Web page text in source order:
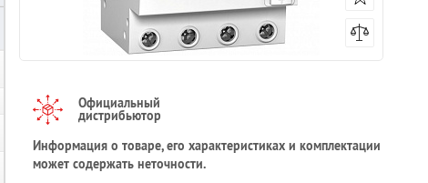
Официальный
дистрибьютор
Информация о товаре, его характеристиках и комплектации
может содержать неточности.